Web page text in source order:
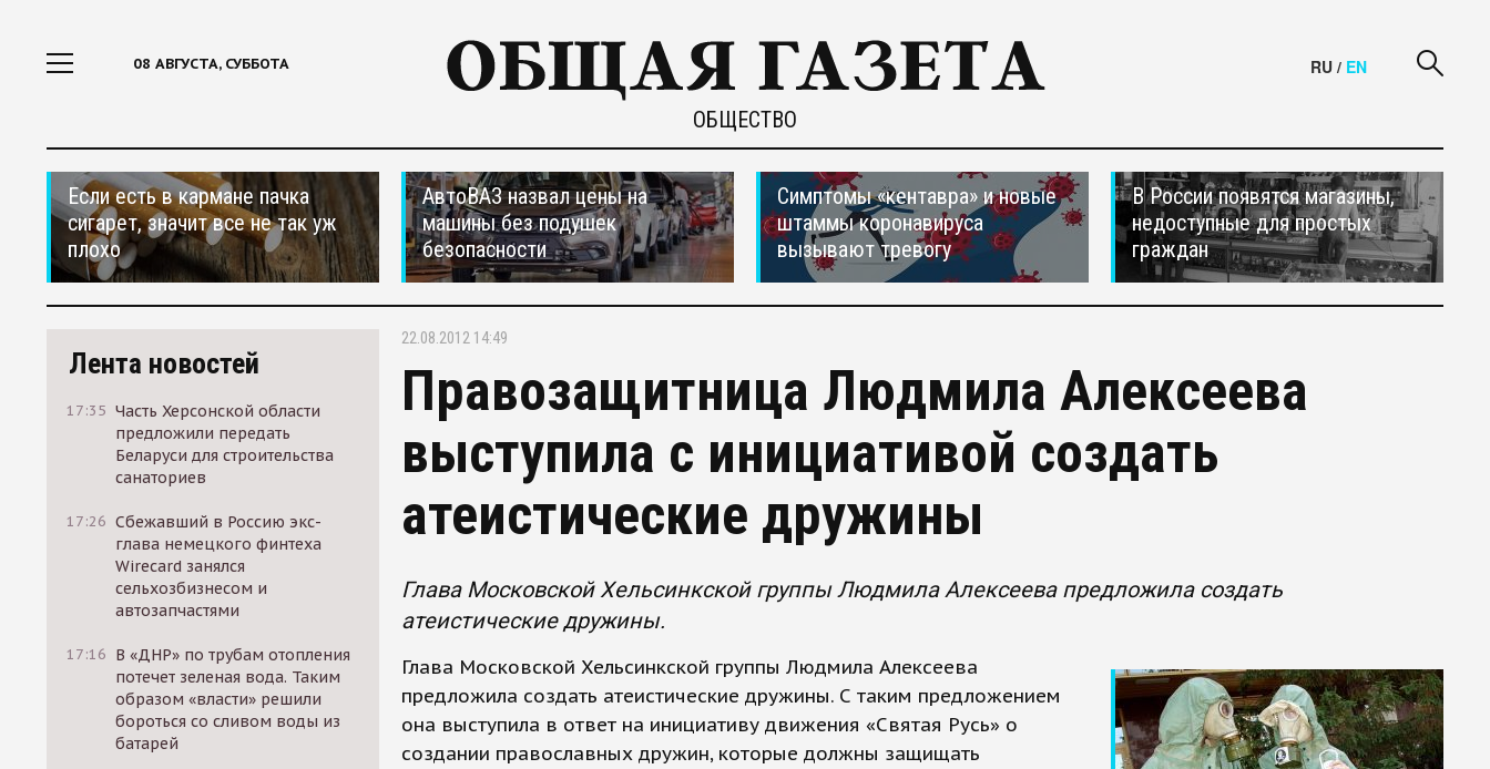
08 АВГУСТА, СУББОТА
ОБЩЕСТВО
RU / EN
Если есть в кармане пачка
сигарет, значит все не так уж
плохо
АвтоВАЗ назвал цены на
машины без подушек
безопасности
Симптомы «кентавра» и новые
штаммы коронавируса
вызывают тревогу
В России появятся магазины,
недоступные для простых
граждан
Лента новостей
17:35 Часть Херсонской области
предложили передать
Беларуси для строительства
санаториев
17:26 Сбежавший в Россию экс-
глава немецкого финтеха
Wirecard занялся
сельхозбизнесом и
автозапчастями
17:16 В «ДНР» по трубам отопления
потечет зеленая вода. Таким
образом «власти» решили
бороться со сливом воды из
батарей
22.08.2012 14:49
Правозащитница Людмила Алексеева
выступила с инициативой создать
атеистические дружины
Глава Московской Хельсинкской группы Людмила Алексеева предложила создать
атеистические дружины.
Глава Московской Хельсинкской группы Людмила Алексеева
предложила создать атеистические дружины. С таким предложением
она выступила в ответ на инициативу движения «Святая Русь» о
создании православных дружин, которые должны защищать